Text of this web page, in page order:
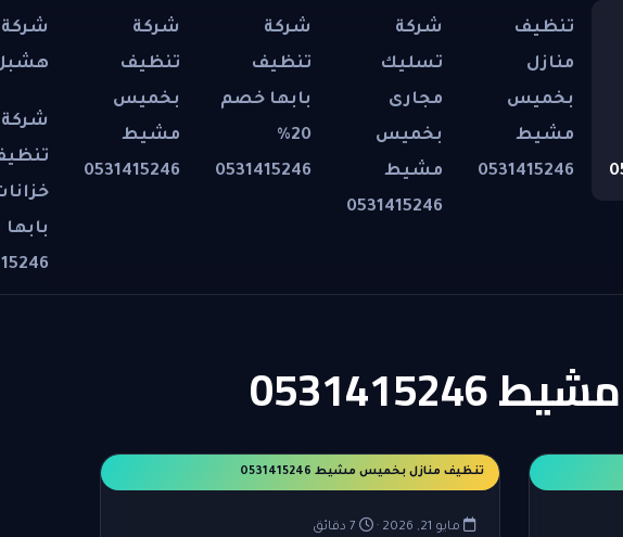
تنظيف
منازل
بخميس
مشيط
0531415246
شركة
تسليك
مجارى
بخميس
مشيط
0531415246
شركة
تنظيف
بابها خصم
20%
0531415246
شركة
تنظيف
بخميس
مشيط
0531415246
شركة
هشبل
شركة
بابها
تنظيف منازل بخميس مشيط 0531415246
مايو 21, 2026 · 7 دقائق